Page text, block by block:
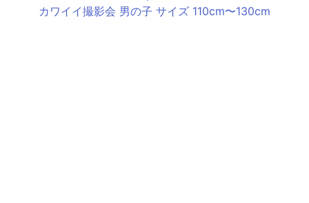
カワイイ撮影会 男の子 サイズ 110cm〜130cm